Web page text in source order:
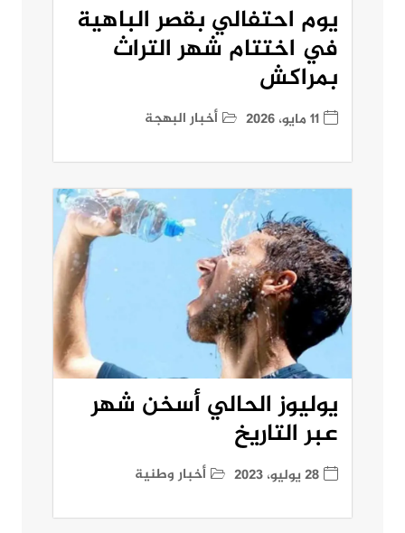
يوم احتفالي بقصر الباهية
في اختتام شهر التراث
بمراكش
11 مايو، 2026 أخبار البهجة
يوليوز الحالي أسخن شهر
عبر التاريخ
28 يوليو، 2023 أخبار وطنية